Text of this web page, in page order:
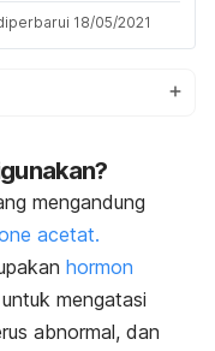
18/05/2021
mengandung
acetat.
hormon
mengatasi
abnormal, dan